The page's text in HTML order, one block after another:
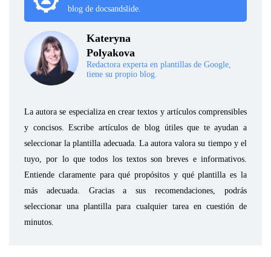
blog de docsandslide.
Kateryna
Polyakova
Redactora experta en plantillas de Google,
tiene su propio blog.
La autora se especializa en crear textos y artículos comprensibles
y concisos. Escribe artículos de blog útiles que te ayudan a
seleccionar la plantilla adecuada. La autora valora su tiempo y el
tuyo, por lo que todos los textos son breves e informativos.
Entiende claramente para qué propósitos y qué plantilla es la
más adecuada. Gracias a sus recomendaciones, podrás
seleccionar una plantilla para cualquier tarea en cuestión de
minutos.